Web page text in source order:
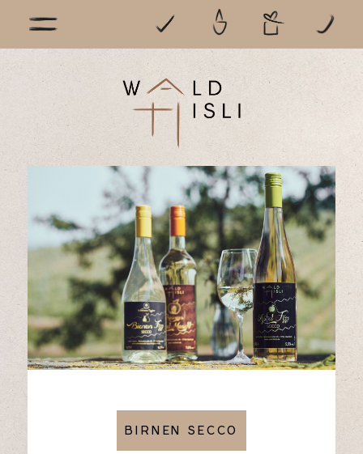
BIRNEN SECCO